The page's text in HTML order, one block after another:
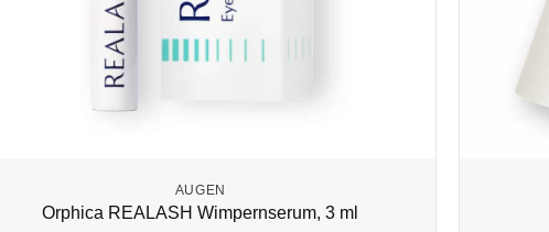
AUGEN
Orphica REALASH Wimpernserum, 3 ml